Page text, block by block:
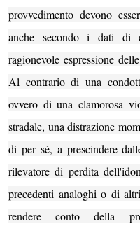
provvedimento devono
anche secondo i dati di
ragionevole espressione
Al contrario di una
ovvero di una clamorosa
stradale, una distrazione
di per sé, a prescindere
rilevatore di perdita
precedenti analoghi o di
rendere conto della